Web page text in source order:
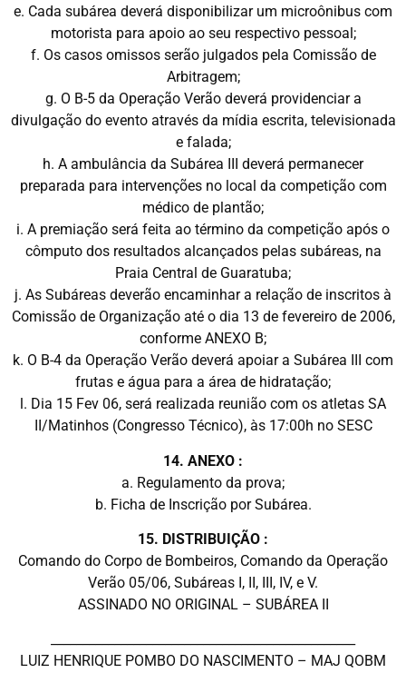
e. Cada subárea deverá disponibilizar um microônibus com
motorista para apoio ao seu respectivo pessoal;
f. Os casos omissos serão julgados pela Comissão de
Arbitragem;
g. O B-5 da Operação Verão deverá providenciar a
divulgação do evento através da mídia escrita, televisionada
e falada;
h. A ambulância da Subárea III deverá permanecer
preparada para intervenções no local da competição com
médico de plantão;
i. A premiação será feita ao término da competição após o
cômputo dos resultados alcançados pelas subáreas, na
Praia Central de Guaratuba;
j. As Subáreas deverão encaminhar a relação de inscritos à
Comissão de Organização até o dia 13 de fevereiro de 2006,
conforme ANEXO B;
k. O B-4 da Operação Verão deverá apoiar a Subárea III com
frutas e água para a área de hidratação;
l. Dia 15 Fev 06, será realizada reunião com os atletas SA
II/Matinhos (Congresso Técnico), às 17:00h no SESC
14. ANEXO :
a. Regulamento da prova;
b. Ficha de Inscrição por Subárea.
15. DISTRIBUIÇÃO :
Comando do Corpo de Bombeiros, Comando da Operação
Verão 05/06, Subáreas I, II, III, IV, e V.
ASSINADO NO ORIGINAL – SUBÁREA II
LUIZ HENRIQUE POMBO DO NASCIMENTO – MAJ QOBM